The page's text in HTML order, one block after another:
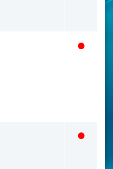
●
●